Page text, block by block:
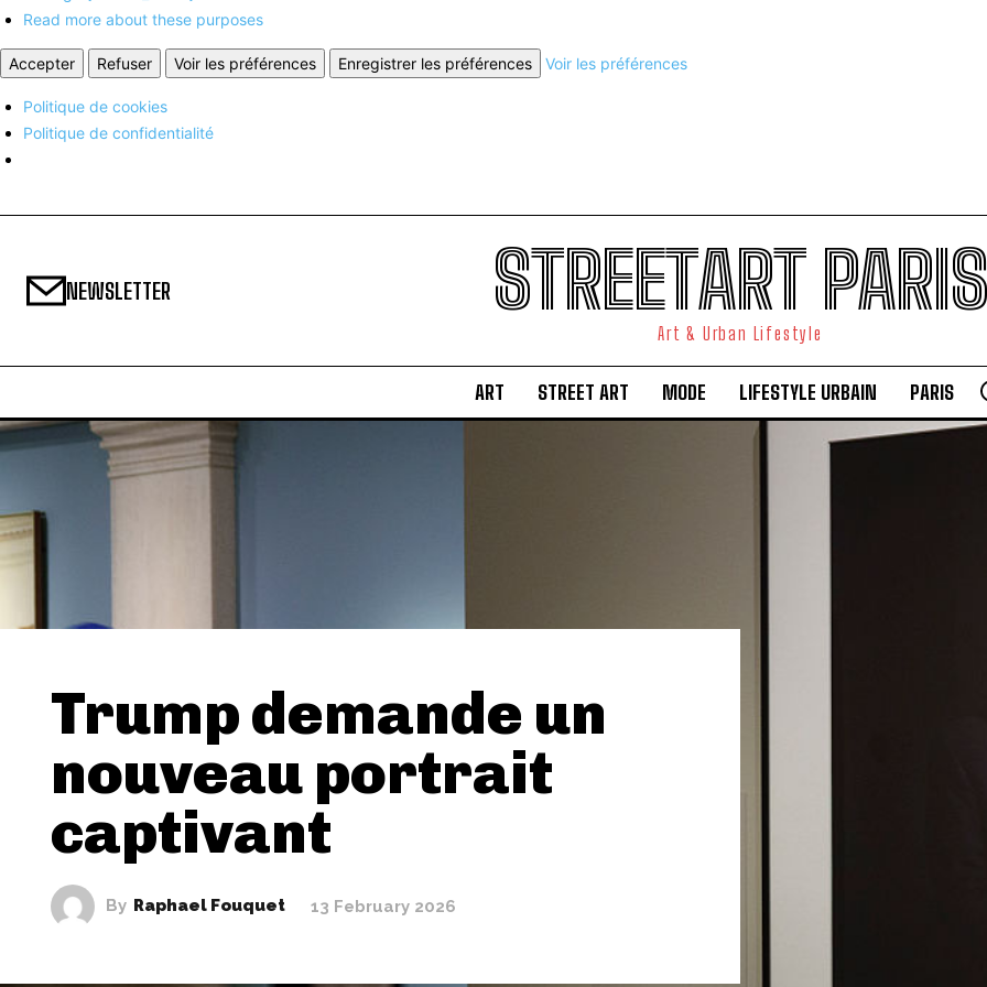
Read more about these purposes
Accepter Refuser Voir les préférences Enregistrer les préférences Voir les préférences
Politique de cookies
Politique de confidentialité
NEWSLETTER STREETART PARIS
Art & Urban Lifestyle
ART STREET ART MODE LIFESTYLE URBAIN PARIS
Trump demande un
nouveau portrait
captivant
By Raphael Fouquet 13 February 2026